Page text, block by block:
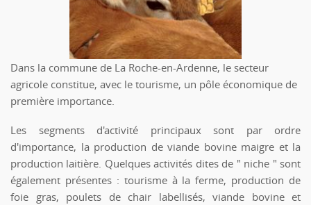
Dans la commune de La Roche-en-Ardenne, le secteur
agricole constitue, avec le tourisme, un pôle économique de
première importance.
Les segments d'activité principaux sont par ordre
d'importance, la production de viande bovine maigre et la
production laitière. Quelques activités dites de " niche " sont
également présentes : tourisme à la ferme, production de
foie gras, poulets de chair labellisés, viande bovine et